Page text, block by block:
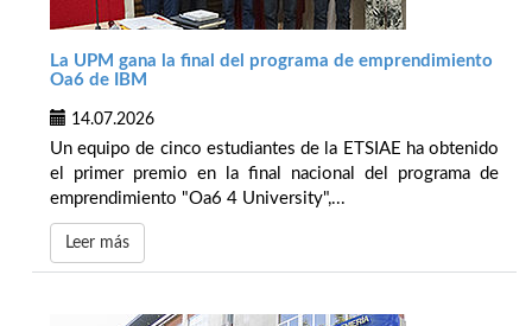
La UPM gana la final del programa de emprendimiento
Oa6 de IBM
14.07.2026
Un equipo de cinco estudiantes de la ETSIAE ha obtenido
el primer premio en la final nacional del programa de
emprendimiento "Oa6 4 University",...
Leer más